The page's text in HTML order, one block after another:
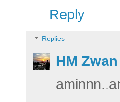
Reply
Replies
HM Zwan